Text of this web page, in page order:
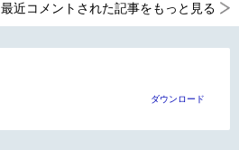
最近コメントされた記事をもっと見る
ダウンロード